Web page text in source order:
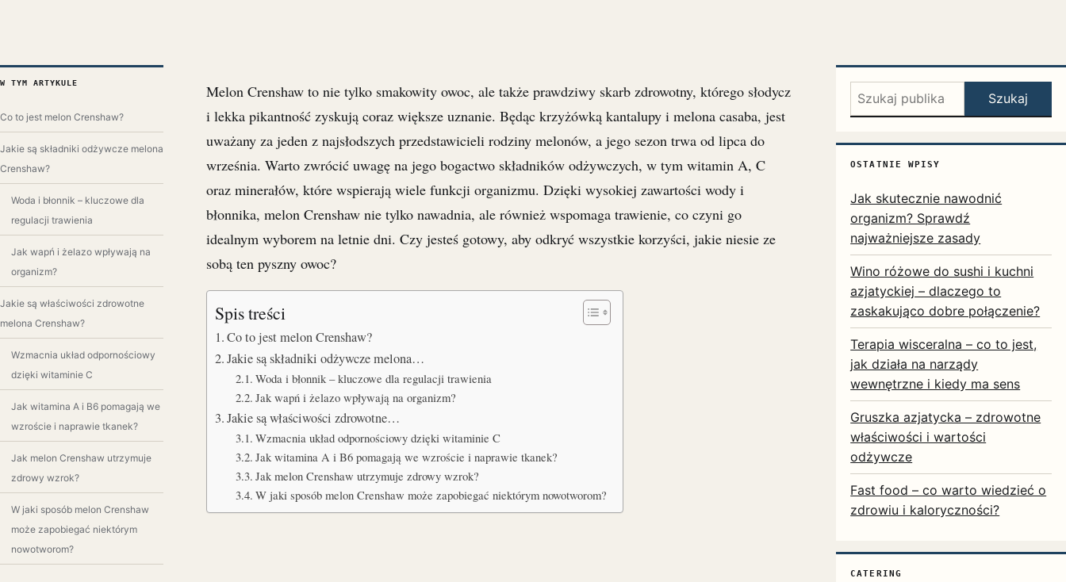
W TYM ARTYKULE
Co to jest melon Crenshaw?
Jakie są składniki odżywcze melona
Crenshaw?
Woda i błonnik – kluczowe dla
regulacji trawienia
Jak wapń i żelazo wpływają na
organizm?
Jakie są właściwości zdrowotne
melona Crenshaw?
Wzmacnia układ odpornościowy
dzięki witaminie C
Jak witamina A i B6 pomagają we
wzroście i naprawie tkanek?
Jak melon Crenshaw utrzymuje
zdrowy wzrok?
W jaki sposób melon Crenshaw
może zapobiegać niektórym
nowotworom?
Melon Crenshaw to nie tylko smakowity owoc, ale także prawdziwy skarb zdrowotny, którego słodycz
i lekka pikantność zyskują coraz większe uznanie. Będąc krzyżówką kantalupy i melona casaba, jest
uważany za jeden z najsłodszych przedstawicieli rodziny melonów, a jego sezon trwa od lipca do
września. Warto zwrócić uwagę na jego bogactwo składników odżywczych, w tym witamin A, C
oraz minerałów, które wspierają wiele funkcji organizmu. Dzięki wysokiej zawartości wody i
błonnika, melon Crenshaw nie tylko nawadnia, ale również wspomaga trawienie, co czyni go
idealnym wyborem na letnie dni. Czy jesteś gotowy, aby odkryć wszystkie korzyści, jakie niesie ze
sobą ten pyszny owoc?
Spis treści
Co to jest melon Crenshaw?
Jakie są składniki odżywcze melona…
Woda i błonnik – kluczowe dla regulacji trawienia
Jak wapń i żelazo wpływają na organizm?
Jakie są właściwości zdrowotne…
Wzmacnia układ odpornościowy dzięki witaminie C
Jak witamina A i B6 pomagają we wzroście i naprawie tkanek?
Jak melon Crenshaw utrzymuje zdrowy wzrok?
W jaki sposób melon Crenshaw może zapobiegać niektórym nowotworom?
Szukaj: Szukaj
OSTATNIE WPISY
Jak skutecznie nawodnić
organizm? Sprawdź
najważniejsze zasady
Wino różowe do sushi i kuchni
azjatyckiej – dlaczego to
zaskakująco dobre połączenie?
Terapia wisceralna – co to jest,
jak działa na narządy
wewnętrzne i kiedy ma sens
Gruszka azjatycka – zdrowotne
właściwości i wartości
odżywcze
Fast food – co warto wiedzieć o
zdrowiu i kaloryczności?
CATERING